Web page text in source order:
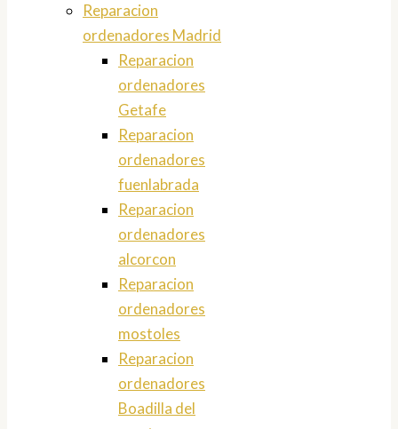
Reparacion
ordenadores Madrid
Reparacion
ordenadores
Getafe
Reparacion
ordenadores
fuenlabrada
Reparacion
ordenadores
alcorcon
Reparacion
ordenadores
mostoles
Reparacion
ordenadores
Boadilla del